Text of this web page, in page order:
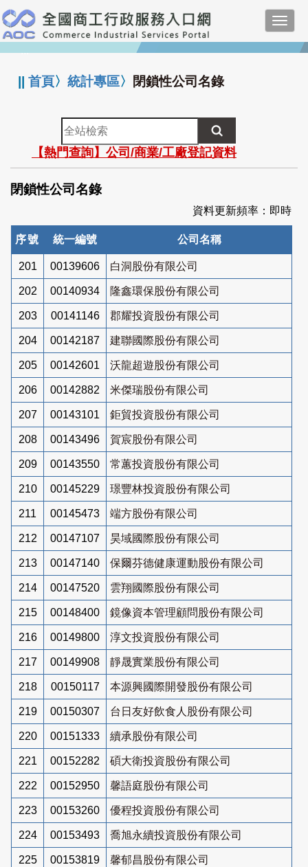
跳
到
主
要
:::
||首頁〉統計專區〉 閉鎖性公司名錄
全
站
檢
索
【熱門查詢】公司/商業/工廠登記資料
閉鎖性公司名錄
資料更新頻率：即時
序號 統一編號 公司名稱
201 00139606 白洞股份有限公司
202 00140934 隆鑫環保股份有限公司
203 00141146 郡耀投資股份有限公司
204 00142187 建聯國際股份有限公司
205 00142601 沃龍超遊股份有限公司
206 00142882 米傑瑞股份有限公司
207 00143101 鉅貿投資股份有限公司
208 00143496 賀宸股份有限公司
209 00143550 常蕙投資股份有限公司
210 00145229 璟豐林投資股份有限公司
211 00145473 端方股份有限公司
212 00147107 昊域國際股份有限公司
213 00147140 保爾芬德健康運動股份有限公司
214 00147520 雲翔國際股份有限公司
215 00148400 鏡像資本管理顧問股份有限公司
216 00149800 淳文投資股份有限公司
217 00149908 靜晟實業股份有限公司
218 00150117 本源興國際開發股份有限公司
219 00150307 台日友好飲食人股份有限公司
220 00151333 續承股份有限公司
221 00152282 碩大衛投資股份有限公司
222 00152950 馨語庭股份有限公司
223 00153260 優程投資股份有限公司
224 00153493 喬旭永續投資股份有限公司
225 00153819 馨郁昌股份有限公司